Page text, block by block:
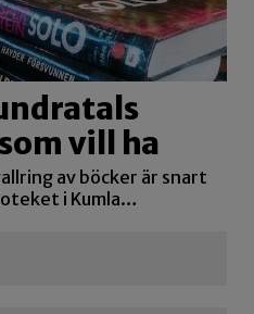
vill ha
av böcker är snart
i Kumla…